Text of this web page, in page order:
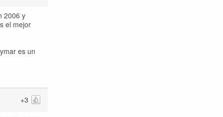
2006 y
el mejor
es un
+3